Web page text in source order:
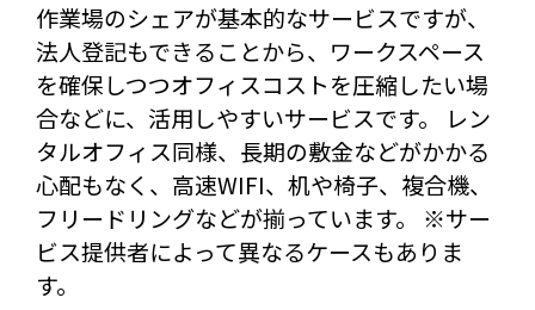
作業場のシェアが基本的なサービスですが、
法人登記もできることから、ワークスペース
を確保しつつオフィスコストを圧縮したい場
合などに、活用しやすいサービスです。 レン
タルオフィス同様、長期の敷金などがかかる
心配もなく、高速WIFI、机や椅子、複合機、
フリードリングなどが揃っています。 ※サー
ビス提供者によって異なるケースもありま
す。